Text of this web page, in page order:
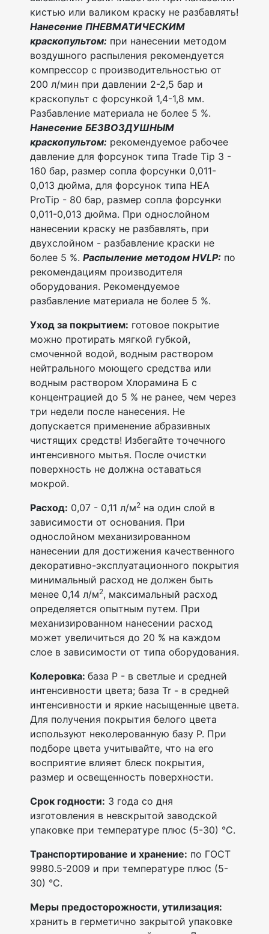
кистью или валиком краску не разбавлять!
Нанесение ПНЕВМАТИЧЕСКИМ
краскопультом: при нанесении методом
воздушного распыления рекомендуется
компрессор с производительностью от
200 л/мин при давлении 2-2,5 бар и
краскопульт с форсункой 1,4-1,8 мм.
Разбавление материала не более 5 %.
Нанесение БЕЗВОЗДУШНЫМ
краскопультом: рекомендуемое рабочее
давление для форсунок типа Trade Tip 3 -
160 бар, размер сопла форсунки 0,011-
0,013 дюйма, для форсунок типа HEA
ProTip - 80 бар, размер сопла форсунки
0,011-0,013 дюйма. При однослойном
нанесении краску не разбавлять, при
двухслойном - разбавление краски не
более 5 %. Распыление методом HVLP: по
рекомендациям производителя
оборудования. Рекомендуемое
разбавление материала не более 5 %.
Уход за покрытием: готовое покрытие
можно протирать мягкой губкой,
смоченной водой, водным раствором
нейтрального моющего средства или
водным раствором Хлорамина Б с
концентрацией до 5 % не ранее, чем через
три недели после нанесения. Не
допускается применение абразивных
чистящих средств! Избегайте точечного
интенсивного мытья. После очистки
поверхность не должна оставаться
мокрой.
Расход: 0,07 - 0,11 л/м2 на один слой в
зависимости от основания. При
однослойном механизированном
нанесении для достижения качественного
декоративно-эксплуатационного покрытия
минимальный расход не должен быть
менее 0,14 л/м2, максимальный расход
определяется опытным путем. При
механизированном нанесении расход
может увеличиться до 20 % на каждом
слое в зависимости от типа оборудования.
Колеровка: база P - в светлые и средней
интенсивности цвета; база Tr - в средней
интенсивности и яркие насыщенные цвета.
Для получения покрытия белого цвета
используют неколерованную базу P. При
подборе цвета учитывайте, что на его
восприятие влияет блеск покрытия,
размер и освещенность поверхности.
Срок годности: 3 года со дня
изготовления в невскрытой заводской
упаковке при температуре плюс (5-30) °С.
Транспортирование и хранение: по ГОСТ
9980.5-2009 и при температуре плюс (5-
30) °С.
Меры предосторожности, утилизация:
хранить в герметично закрытой упаковке